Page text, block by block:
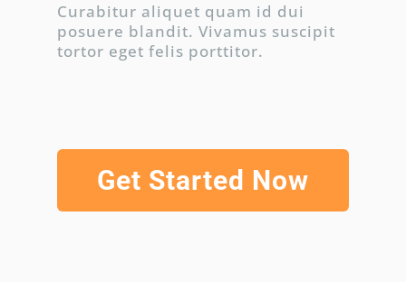
Curabitur aliquet quam id dui
posuere blandit. Vivamus suscipit
tortor eget felis porttitor.
Get Started Now